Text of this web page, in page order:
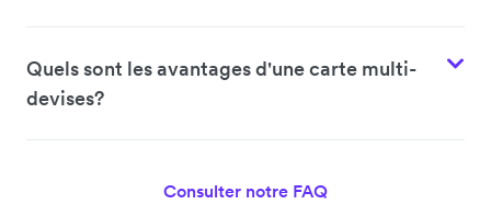
Quels sont les avantages d'une carte multi-
devises?
Consulter notre FAQ